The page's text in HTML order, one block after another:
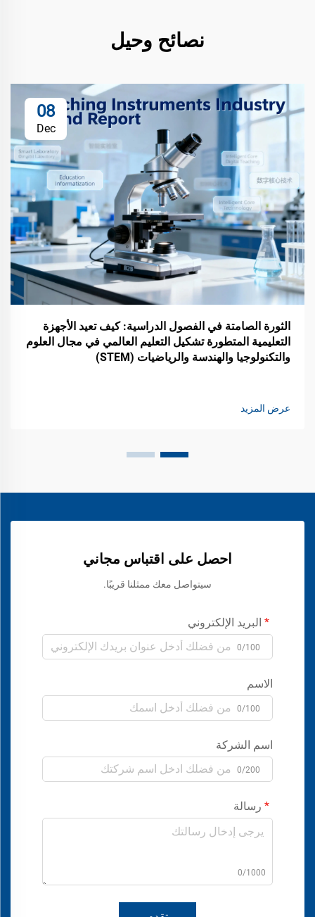
نصائح وحيل
08
Dec
الثورة الصامتة في الفصول الدراسية: كيف تعيد الأجهزة
التعليمية المتطورة تشكيل التعليم العالمي في مجال العلوم
والتكنولوجيا والهندسة والرياضيات (STEM)
عرض المزيد
احصل على اقتباس مجاني
سيتواصل معك ممثلنا قريبًا.
البريد الإلكتروني
0/100
الاسم
0/100
اسم الشركة
0/200
رسالة
0/1000